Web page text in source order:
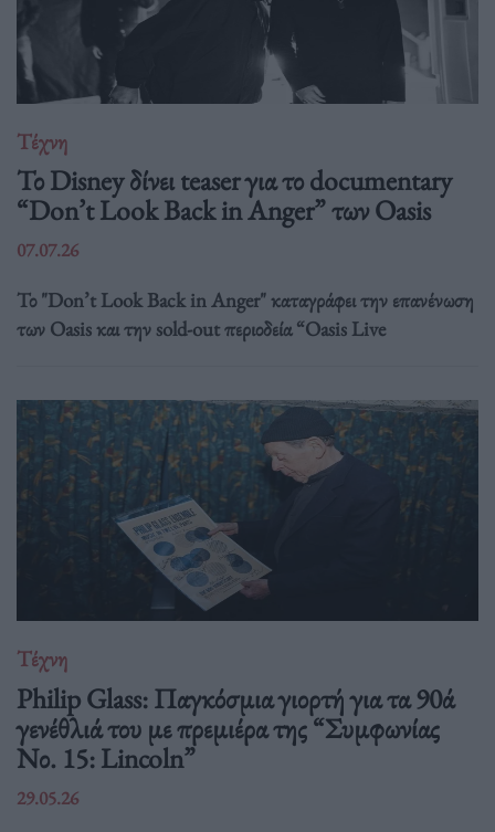
Τέχνη
Το Disney δίνει teaser για το documentary
“Don’t Look Back in Anger” των Oasis
07.07.26
Το "Don’t Look Back in Anger" καταγράφει την επανένωση
των Oasis και την sold-out περιοδεία “Oasis Live
Τέχνη
Philip Glass: Παγκόσμια γιορτή για τα 90ά
γενέθλιά του με πρεμιέρα της “Συμφωνίας
Νο. 15: Lincoln”
29.05.26